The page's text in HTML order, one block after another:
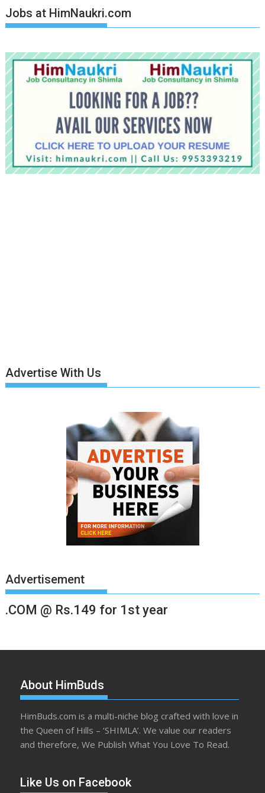
Jobs at HimNaukri.com
Advertise With Us
Advertisement
.COM @ Rs.149 for 1st year
About HimBuds
HimBuds.com is a multi-niche blog crafted with love in
the Queen of Hills – ‘SHIMLA’. We value our readers
and therefore, We Publish What You Love To Read.
Like Us on Facebook